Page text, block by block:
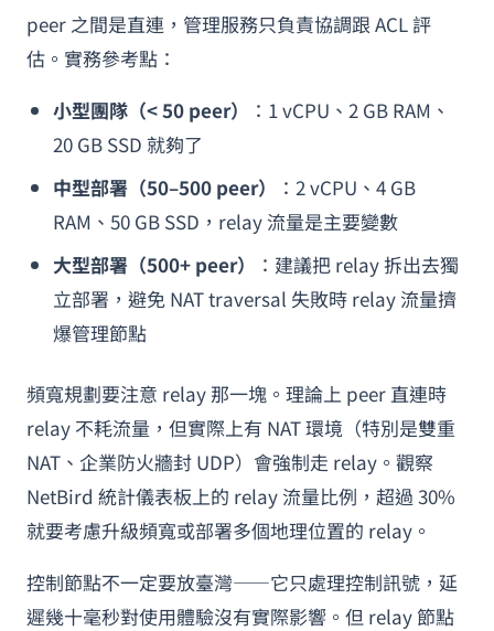
peer 之間是直連，管理服務只負責協調跟 ACL 評
估。實務參考點：
小型團隊（< 50 peer）
：1 vCPU、2 GB RAM、
20 GB SSD 就夠了
中型部署（50–500 peer）
：2 vCPU、4 GB
RAM、50 GB SSD，relay 流量是主要變數
大型部署（500+ peer）
：建議把 relay 拆出去獨
立部署，避免 NAT traversal 失敗時 relay 流量擠
爆管理節點
頻寬規劃要注意 relay 那一塊。理論上 peer 直連時
relay 不耗流量，但實際上有 NAT 環境（特別是雙重
NAT、企業防火牆封 UDP）會強制走 relay。觀察
NetBird 統計儀表板上的 relay 流量比例，超過 30%
就要考慮升級頻寬或部署多個地理位置的 relay。
控制節點不一定要放臺灣——它只處理控制訊號，延
遲幾十毫秒對使用體驗沒有實際影響。但 relay 節點